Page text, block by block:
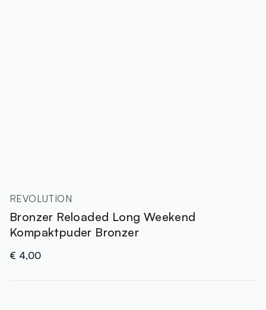
REVOLUTION
Bronzer Reloaded Long Weekend
Kompaktpuder Bronzer
€ 4,00